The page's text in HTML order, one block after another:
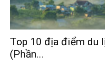
Top 10 địa điểm du
(Phần...